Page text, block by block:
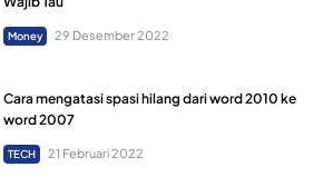
Money 29 Desember 2022
Cara mengatasi spasi hilang dari word 2010 ke
word 2007
TECH 21 Februari 2022